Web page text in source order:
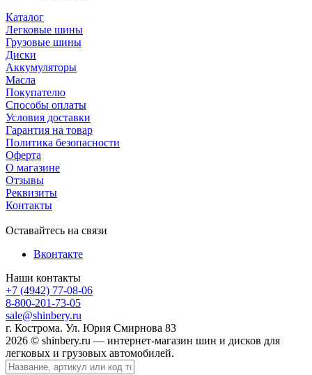
Каталог
Легковые шины
Грузовые шины
Диски
Аккумуляторы
Масла
Покупателю
Способы оплаты
Условия доставки
Гарантия на товар
Политика безопасности
Оферта
О магазине
Отзывы
Реквизиты
Контакты
Оставайтесь на связи
Вконтакте
Наши контакты
+7 (4942) 77-08-06
8-800-201-73-05
sale@shinbery.ru
г. Кострома. Ул. Юрия Смирнова 83
2026 © shinbery.ru — интернет-магазин шин и дисков для
легковых и грузовых автомобилей.